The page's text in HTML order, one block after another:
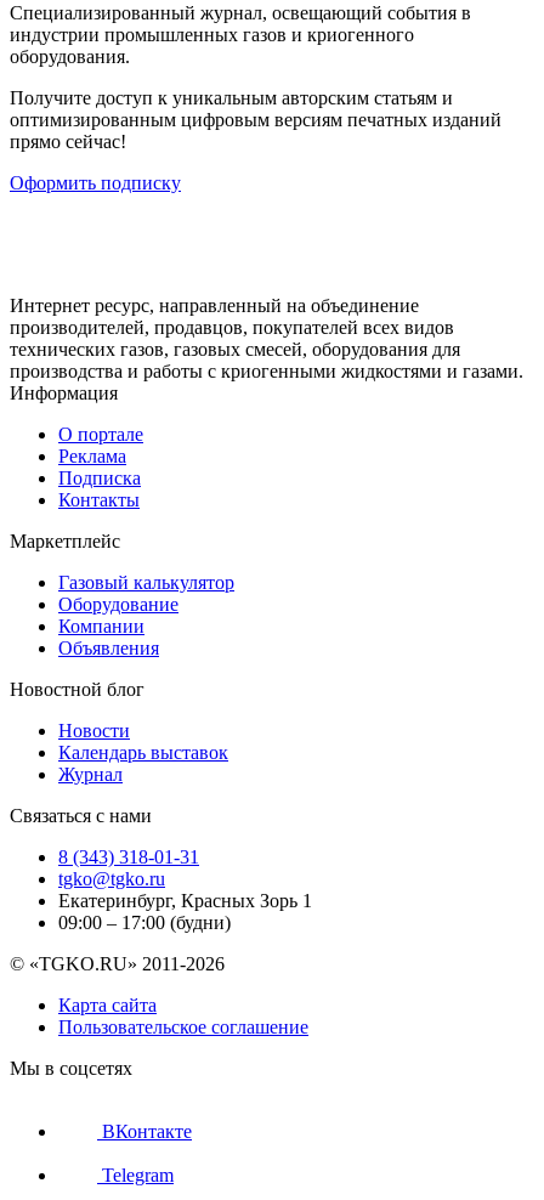
Cпециализированный журнал, освещающий события в
индустрии промышленных газов и криогенного
оборудования.
Получите доступ к уникальным авторским статьям и
оптимизированным цифровым версиям печатных изданий
прямо сейчас!
Оформить подписку
Интернет ресурс, направленный на объединение
производителей, продавцов, покупателей всех видов
технических газов, газовых смесей, оборудования для
производства и работы с криогенными жидкостями и газами.
Информация
О портале
Реклама
Подписка
Контакты
Маркетплейс
Газовый калькулятор
Оборудование
Компании
Объявления
Новостной блог
Новости
Календарь выставок
Журнал
Связаться с нами
8 (343) 318-01-31
tgko@tgko.ru
Екатеринбург, Красных Зорь 1
09:00 – 17:00 (будни)
© «TGKO.RU» 2011-2026
Карта сайта
Пользовательское соглашение
Мы в соцсетях
ВКонтакте
Telegram